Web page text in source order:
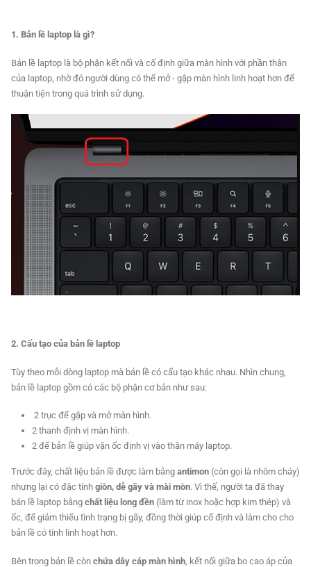
1. Bản lề laptop là gì?
Bản lề laptop là bộ phận kết nối và cố định giữa màn hình với phần thân
của laptop, nhờ đó người dùng có thể mở - gập màn hình linh hoạt hơn để
thuận tiện trong quá trình sử dụng.
2. Cấu tạo của bản lề laptop
Tùy theo mỗi dòng laptop mà bản lề có cấu tạo khác nhau. Nhìn chung,
bản lề laptop gồm có các bộ phận cơ bản như sau:
2 trục để gập và mở màn hình.
2 thanh định vị màn hình.
2 đế bản lề giúp vặn ốc định vị vào thân máy laptop.
Trước đây, chất liệu bản lề được làm bằng antimon (còn gọi là nhôm cháy)
nhưng lại có đặc tính giòn, dễ gãy và mài mòn. Vì thế, người ta đã thay
bản lề laptop bằng chất liệu long đền (làm từ inox hoặc hợp kim thép) và
ốc, để giảm thiểu tình trạng bị gãy, đồng thời giúp cố định và làm cho cho
bản lề có tính linh hoạt hơn.
Bên trong bản lề còn chứa dây cáp màn hình , kết nối giữa bo cao áp của